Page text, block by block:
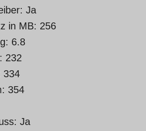
Ja
in MB: 256
6.8
232
334
354
Ja